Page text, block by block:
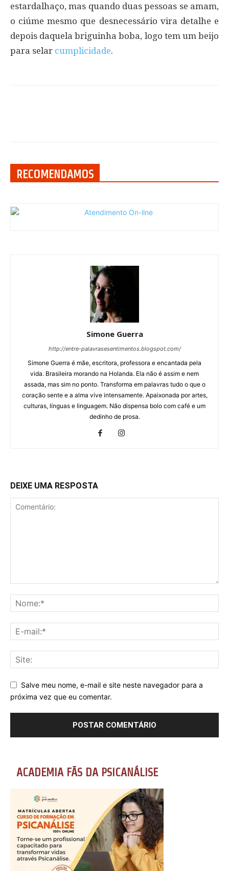
estardalhaço, mas quando duas pessoas se amam,
o ciúme mesmo que desnecessário vira detalhe e
depois daquela briguinha boba, logo tem um beijo
para selar cumplicidade.
RECOMENDAMOS
Simone Guerra
http://entre-palavrasesentimentos.blogspot.com/
Simone Guerra é mãe, escritora, professora e encantada pela
vida. Brasileira morando na Holanda. Ela não é assim e nem
assada, mas sim no ponto. Transforma em palavras tudo o que o
coração sente e a alma vive intensamente. Apaixonada por artes,
culturas, línguas e linguagem. Não dispensa bolo com café e um
dedinho de prosa.
DEIXE UMA RESPOSTA
Salve meu nome, e-mail e site neste navegador para a
próxima vez que eu comentar.
ACADEMIA FÃS DA PSICANÁLISE